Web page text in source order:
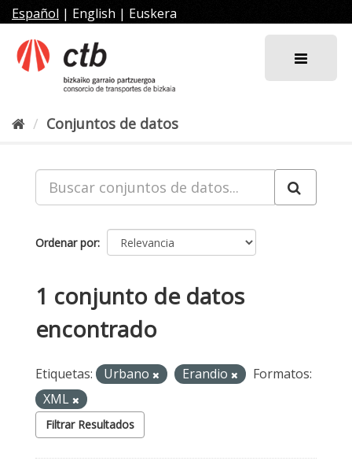
al
contenido
Español | English | Euskera
Conjuntos de datos
Ordenar por
1 conjunto de datos
encontrado
Etiquetas: Urbano Erandio
Formatos:
XML
Filtrar Resultados